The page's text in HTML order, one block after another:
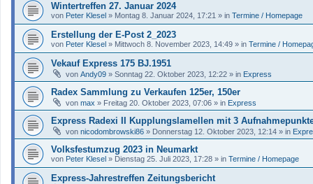
Wintertreffen 27. Januar 2024
von Peter Klesel » Montag 8. Januar 2024, 17:21 » in Termine / Homepage
Erstellung der E-Post 2_2023
von Peter Klesel » Mittwoch 8. November 2023, 14:49 » in Termine /
Vekauf Express 175 BJ.1951
von Andy09 » Sonntag 22. Oktober 2023, 12:22 » in Express
Radex Sammlung zu Verkaufen 125er, 150er
von max » Freitag 20. Oktober 2023, 07:06 » in Express
Express Radexi II Kupplungslamellen mit 3
von nicodombrowski86 » Donnerstag 12. Oktober 2023, 12:14 » in
Volksfestumzug 2023 in Neumarkt
von Peter Klesel » Dienstag 25. Juli 2023, 17:28 » in Termine / Homepage
Express-Jahrestreffen Zeitungsbericht